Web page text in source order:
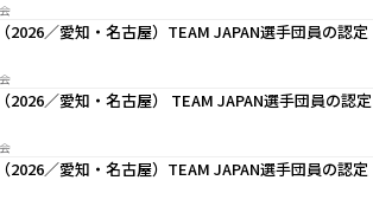
2026／愛知・名古屋）TEAM JAPAN選手団員の認定
2026／愛知・名古屋） TEAM JAPAN選手団員の認定
2026／愛知・名古屋）TEAM JAPAN選手団員の認定